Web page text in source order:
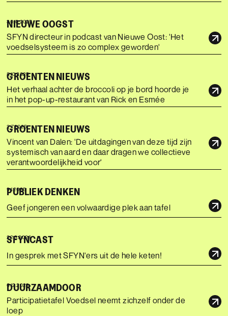
NIEUWE OOGST
30.10.2025
SFYN directeur in podcast van Nieuwe Oost: 'Het
voedselsysteem is zo complex geworden'
GROENTEN NIEUWS
8.10.2025
Het verhaal achter de broccoli op je bord hoorde je
in het pop-up-restaurant van Rick en Esmée
GROENTEN NIEUWS
2.7.2025
Vincent van Dalen: 'De uitdagingen van deze tijd zijn
systemisch van aard en daar dragen we collectieve
verantwoordelijkheid voor'
PUBLIEK DENKEN
9.1.2025
Geef jongeren een volwaardige plek aan tafel
SFYNCAST
22.3.2024
In gesprek met SFYN'ers uit de hele keten!
DUURZAAMDOOR
6.12.2023
Participatietafel Voedsel neemt zichzelf onder de
loep